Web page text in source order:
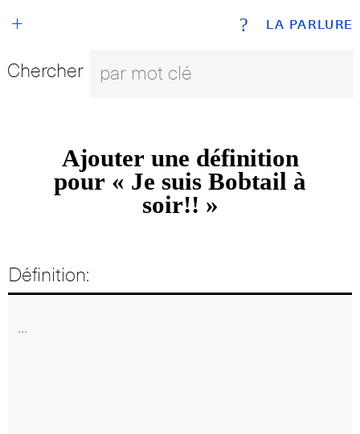
LA PARLURE
+ ?
Chercher
Ajouter une définition
pour « Je suis Bobtail à
soir!! »
Définition: